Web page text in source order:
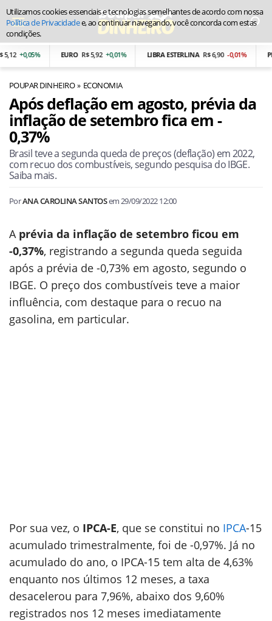
+0,05% EURO R$ 5,92 +0,01% LIBRA ESTERLINA R$ 6,90 -0,01%
POUPAR DINHEIRO ECONOMIA
Após deflação em agosto, prévia da
inflação de setembro fica em -
0,37%
Brasil teve a segunda queda de preços (deflação) em 2022,
com recuo dos combustíveis, segundo pesquisa do IBGE.
Saiba mais.
PorANA CAROLINA SANTOSem29/09/2022 12:00
A prévia da inflação de setembro ficou em
-0,37%, registrando a segunda queda seguida
após a prévia de -0,73% em agosto, segundo o
IBGE. O preço dos combustíveis teve a maior
influência, com destaque para o recuo na
gasolina, em particular.
Por sua vez, o IPCA-E, que se constitui no IPCA-15
acumulado trimestralmente, foi de -0,97%. Já no
acumulado do ano, o IPCA-15 tem alta de 4,63%
enquanto nos últimos 12 meses, a taxa
desacelerou para 7,96%, abaixo dos 9,60%
registrados nos 12 meses imediatamente
Utilizamos cookies essenciais e tecnologias semelhantes de acordo com nossa
Política de Privacidadee, ao continuar navegando, você concorda com estas
condições.